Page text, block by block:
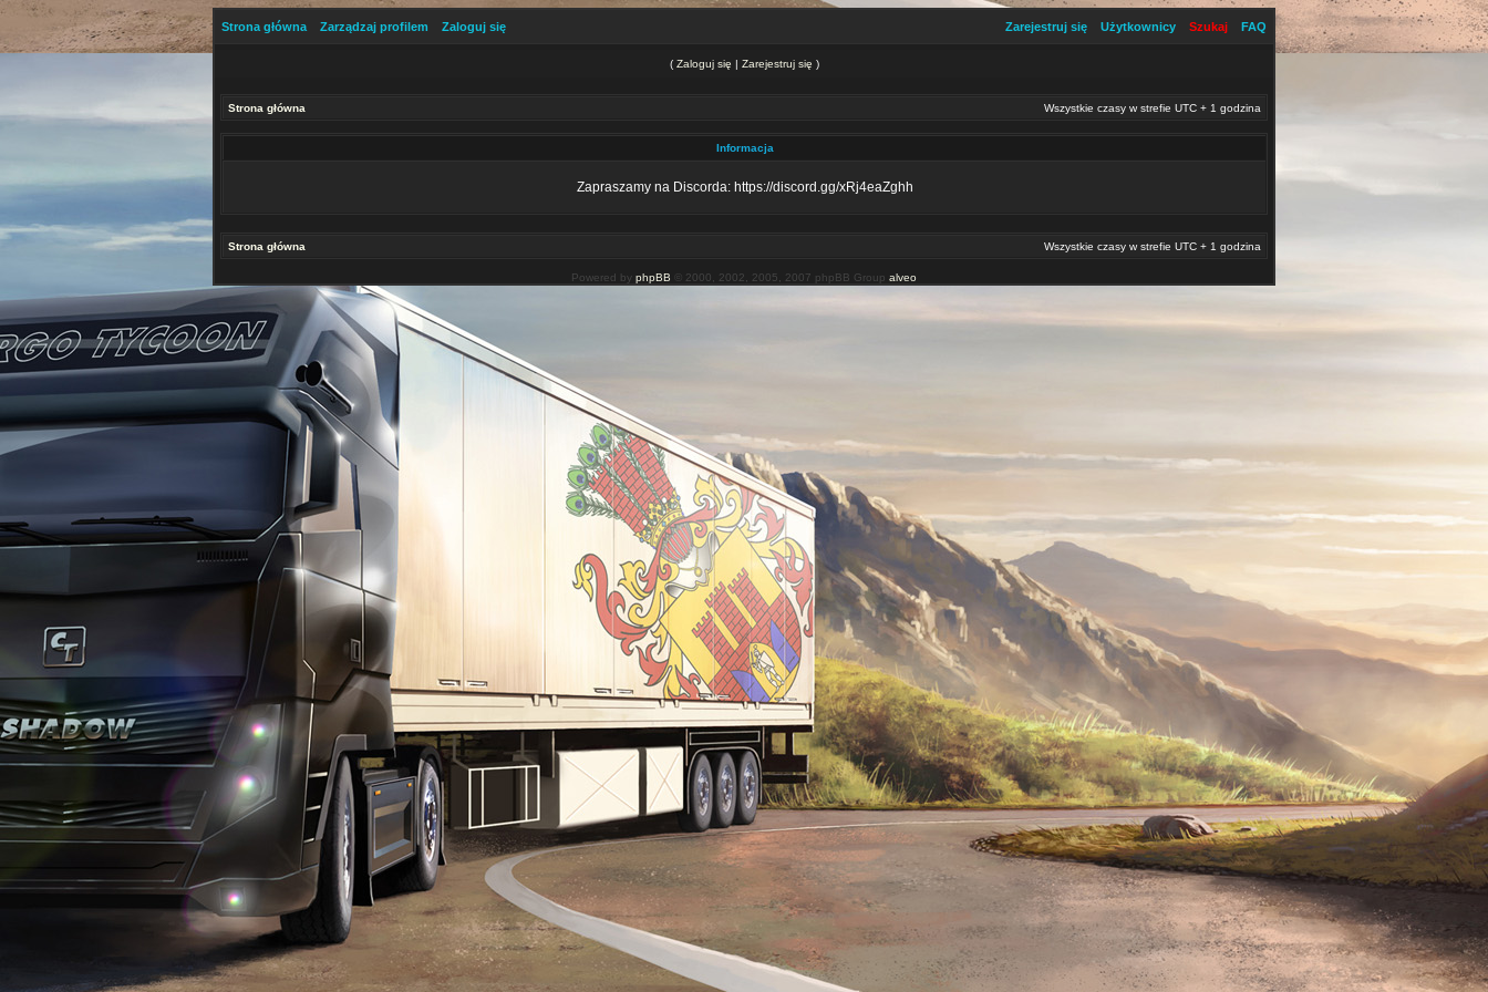
Strona główna Zarządzaj profilem Zaloguj się FAQ
Szukaj
Użytkownicy
Zarejestruj się
( Zaloguj się | Zarejestruj się )
Strona główna Wszystkie czasy w strefie UTC + 1 godzina
Informacja
Zapraszamy na Discorda: https://discord.gg/xRj4eaZghh
Strona główna Wszystkie czasy w strefie UTC + 1 godzina
Powered by phpBB © 2000, 2002, 2005, 2007 phpBB Group alveo